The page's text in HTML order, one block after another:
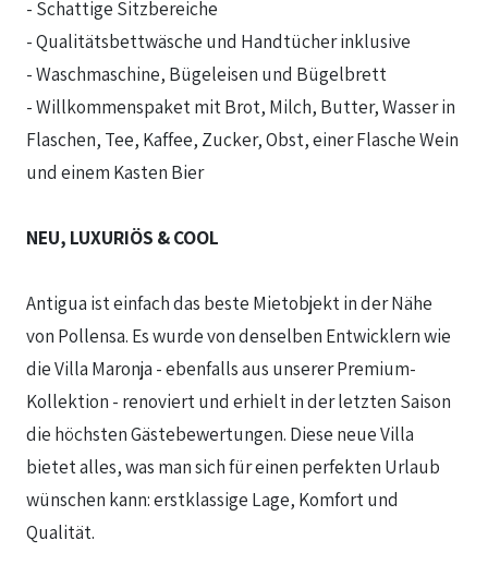
- Schattige Sitzbereiche
- Qualitätsbettwäsche und Handtücher inklusive
- Waschmaschine, Bügeleisen und Bügelbrett
- Willkommenspaket mit Brot, Milch, Butter, Wasser in
Flaschen, Tee, Kaffee, Zucker, Obst, einer Flasche Wein
und einem Kasten Bier
NEU, LUXURIÖS & COOL
Antigua ist einfach das beste Mietobjekt in der Nähe
von Pollensa. Es wurde von denselben Entwicklern wie
die Villa Maronja - ebenfalls aus unserer Premium-
Kollektion - renoviert und erhielt in der letzten Saison
die höchsten Gästebewertungen. Diese neue Villa
bietet alles, was man sich für einen perfekten Urlaub
wünschen kann: erstklassige Lage, Komfort und
Qualität.